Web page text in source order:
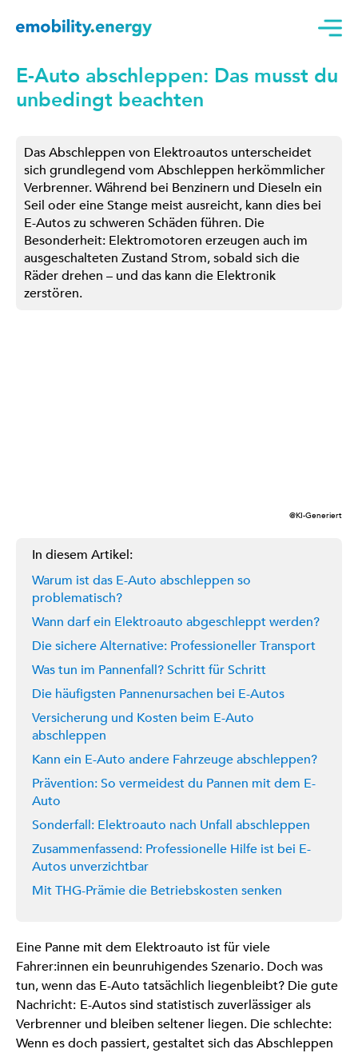
E-Auto abschleppen: Das musst du
unbedingt beachten
Das Abschleppen von Elektroautos unterscheidet
sich grundlegend vom Abschleppen herkömmlicher
Verbrenner. Während bei Benzinern und Dieseln ein
Seil oder eine Stange meist ausreicht, kann dies bei
E-Autos zu schweren Schäden führen. Die
Besonderheit: Elektromotoren erzeugen auch im
ausgeschalteten Zustand Strom, sobald sich die
Räder drehen – und das kann die Elektronik
zerstören.
@KI-Generiert
In diesem Artikel:
Warum ist das E-Auto abschleppen so
problematisch?
Wann darf ein Elektroauto abgeschleppt werden?
Die sichere Alternative: Professioneller Transport
Was tun im Pannenfall? Schritt für Schritt
Die häufigsten Pannenursachen bei E-Autos
Versicherung und Kosten beim E-Auto
abschleppen
Kann ein E-Auto andere Fahrzeuge abschleppen?
Prävention: So vermeidest du Pannen mit dem E-
Auto
Sonderfall: Elektroauto nach Unfall abschleppen
Zusammenfassend: Professionelle Hilfe ist bei E-
Autos unverzichtbar
Mit THG-Prämie die Betriebskosten senken
Eine Panne mit dem Elektroauto ist für viele
Fahrer:innen ein beunruhigendes Szenario. Doch was
tun, wenn das E-Auto tatsächlich liegenbleibt? Die gute
Nachricht: E-Autos sind statistisch zuverlässiger als
Verbrenner und bleiben seltener liegen. Die schlechte:
Wenn es doch passiert, gestaltet sich das Abschleppen